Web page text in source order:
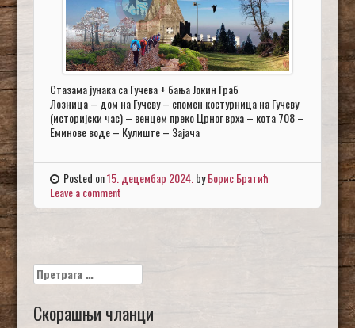
Стазама јунака са Гучева + бања Јокин Граб
Лозница – дом на Гучеву – спомен костурница на Гучеву
(историјски час) – венцем преко Црног врха – кота 708 –
Еминове воде – Кулиште – Зајача
Posted on15. децембар 2024. byБорис Братић
Leave a comment
Претрага
за:
Скорашњи чланци